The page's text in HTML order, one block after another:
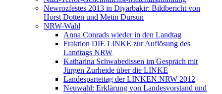
Newrozfestes 2013 in Diyarbakir: Bildbericht von
Horst Dotten und Metin Dursun
NRW-Wahl
Anna Conrads wieder in den Landtag
Fraktion DIE LINKE zur Auflösung des
Landtags NRW
Katharina Schwabedissen im Gespräch mit
Jürgen Zurheide über die LINKE
Landesparteitag der LINKEN.NRW 2012
Neuwahl: Erklärung von Landesvorstand und